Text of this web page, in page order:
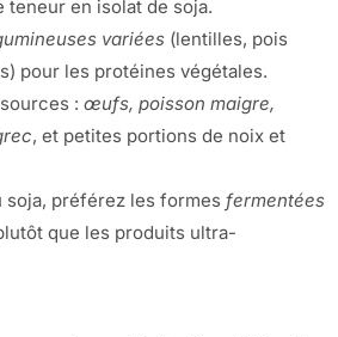
teneur en isolat de soja.
variées (lentilles, pois
pour les protéines végétales.
: œufs, poisson maigre,
, et petites portions de noix et
soja, préférez les formes fermentées
que les produits ultra-